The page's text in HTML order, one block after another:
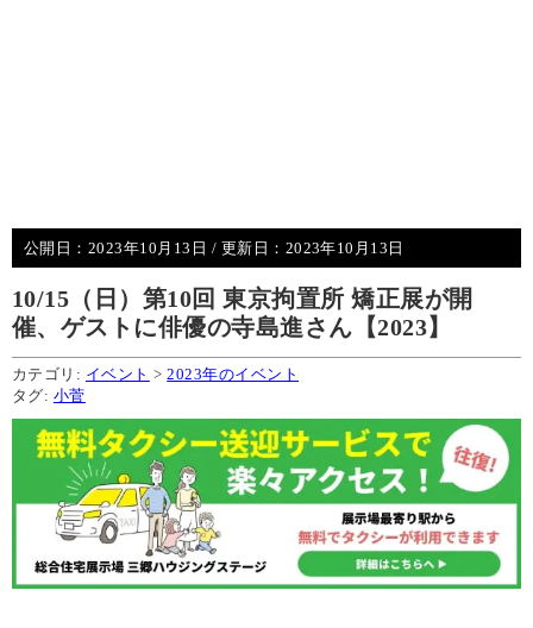
公開日： 2023年10月13日 / 更新日： 2023年10月13日
10/15（日）第10回 東京拘置所 矯正展が開
催、ゲストに俳優の寺島進さん【2023】
カテゴリ: イベント >2023年のイベント
タグ: 小菅